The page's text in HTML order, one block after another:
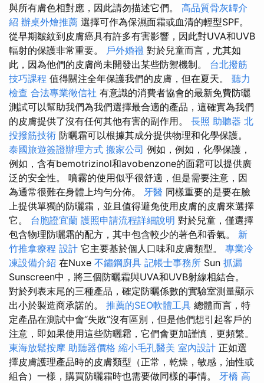
與所有膚色相對應，因此請勿描述它們。 高品質骨灰罈介
紹 辦桌外燴推薦 選擇可作為保濕面霜或血清的輕型SPF。
從早期皺紋到皮膚癌具有許多有害影響，因此對UVA和UVB
輻射的保護非常重要。 戶外婚禮 對於兒童而言，尤其如
此，因為他們的皮膚尚未開發出某些防禦機制。 台北撥筋
技巧課程 值得關注全年保護我們的皮膚，但在夏天。 聽力
檢查 合法專業徵信社 有意識的消費者協會的最新免費防曬
測試可以幫助我們為我們選擇最合適的產品，這確實為我們
的皮膚提供了沒有任何其他有害的副作用。 長照 助聽器 北
投撥筋技術 防曬霜可以根據其成分提供物理和化學保護。
泰國旅遊簽證辦理方式 搬家公司 例如，例如，化學保護，
例如，含有bemotrizinol和avobenzone的面霜可以提供廣
泛的安全性。 噴霧的使用似乎很舒適，但是需要注意，因
為通常很難在身體上均勻分佈。 牙醫 同樣重要的是要在臉
上提供單獨的防曬霜，並且值得避免使用皮膚的皮膚來選擇
它。 台胞證宜蘭 護照申請流程詳細說明 對於兒童，僅選擇
包含物理防曬霜的配方，其中包含較少的著色和香氣。 新
竹推拿療程 設計 它主要基於個人口味和皮膚類型。 專業冷
凍設備介紹 在Nuxe 不鏽鋼廚具 記帳士事務所 Sun 抓漏
Sunscreen中，將三個防曬霜與UVA和UVB射線相結合。
對於列表末尾的三種產品，確定防曬係數的實驗室測量顯示
出小於製造商承諾的。 推薦的SEO軟體工具 總體而言，特
定產品在測試中會“失敗”沒有區別，但是他們想引起客戶的
注意，即如果使用這些防曬霜，它們會更加謹慎，更頻繁。
東海放鬆按摩 助聽器價格 縮小毛孔醫美 室內設計 正如選
擇皮膚護理產品時的皮膚類型（正常，乾燥，敏感，油性或
組合）一樣，購買防曬霜時也需要做同樣的事情。 牙橋 高